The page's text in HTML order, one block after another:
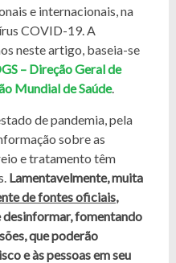
e internacionais, na
COVID-19. A
neste artigo, baseia-se
– Direção Geral de
Mundial de Saúde.
de pandemia, pela
sobre as
e tratamento têm
Lamentavelmente, muita
de fontes oficiais,
desinformar, fomentando
que poderão
e às pessoas em seu